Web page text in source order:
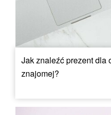
Jak znaleźć prezent dla
znajomej?